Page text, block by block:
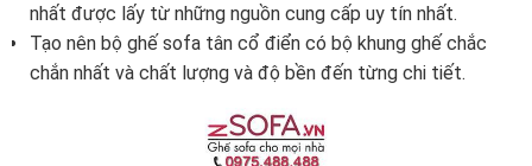
nhất được lấy từ những nguồn cung cấp uy tín nhất.
Tạo nên bộ ghế sofa tân cổ điển có bộ khung ghế chắc
chắn nhất và chất lượng và độ bền đến từng chi tiết.